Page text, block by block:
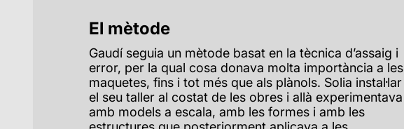
El mètode
Gaudí seguia un mètode basat en la tècnica d’assaig i
error, per la qual cosa donava molta importància a les
maquetes, fins i tot més que als plànols. Solia instal·lar
el seu taller al costat de les obres i allà experimentava
amb models a escala, amb les formes i amb les